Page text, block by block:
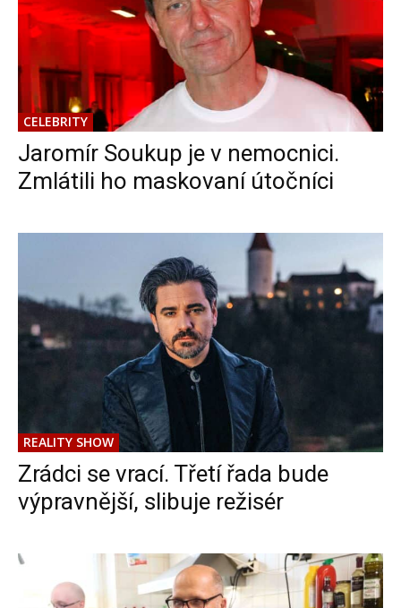
CELEBRITY
Jaromír Soukup je v nemocnici.
Zmlátili ho maskovaní útočníci
REALITY SHOW
Zrádci se vrací. Třetí řada bude
výpravnější, slibuje režisér